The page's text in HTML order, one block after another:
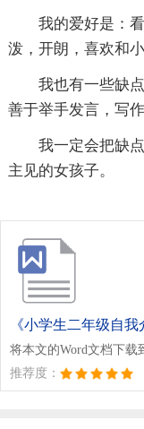
我的爱好是：
泼，开朗，喜欢和
我也有一些缺
善于举手发言，写
我一定会把缺
主见的女孩子。
《小学生二年级自我
将本文的Word文档下载
推荐度：